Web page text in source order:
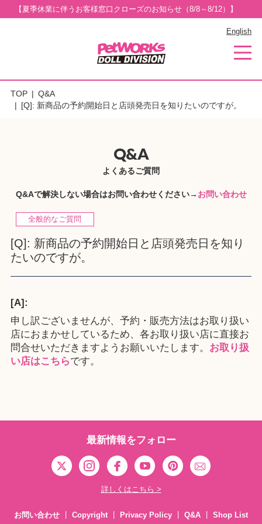
【夏季休業に伴うお客様窓口クローズのお知らせ（8/8～8/12）】
English
TOP
Q&A
[Q]: 新商品の予約開始日と店頭発売日を知りたいのですが。
Q&A
よくあるご質問
Q&Aで解決しない場合はお問い合わせください→ お問い合わせ
全般的なご質問
[Q]: 新商品の予約開始日と店頭発売日を知り
たいのですが。
[A]:
申し訳ございませんが、予約・販売方法はお取り扱い
店におまかせしているため、各お取り扱い店に直接お
問合せいただきますようお願いいたします。 お取り扱
い店はこちらです。
最新情報をフォロー
詳しくはこちら >
お問い合わせ Copyright Privacy Policy Q&A Shop List